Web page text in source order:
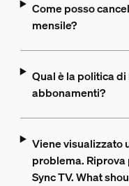
Come posso
mensile?
Qual è la politica
abbonamenti?
Viene visualizzato
problema.
Sync TV. What